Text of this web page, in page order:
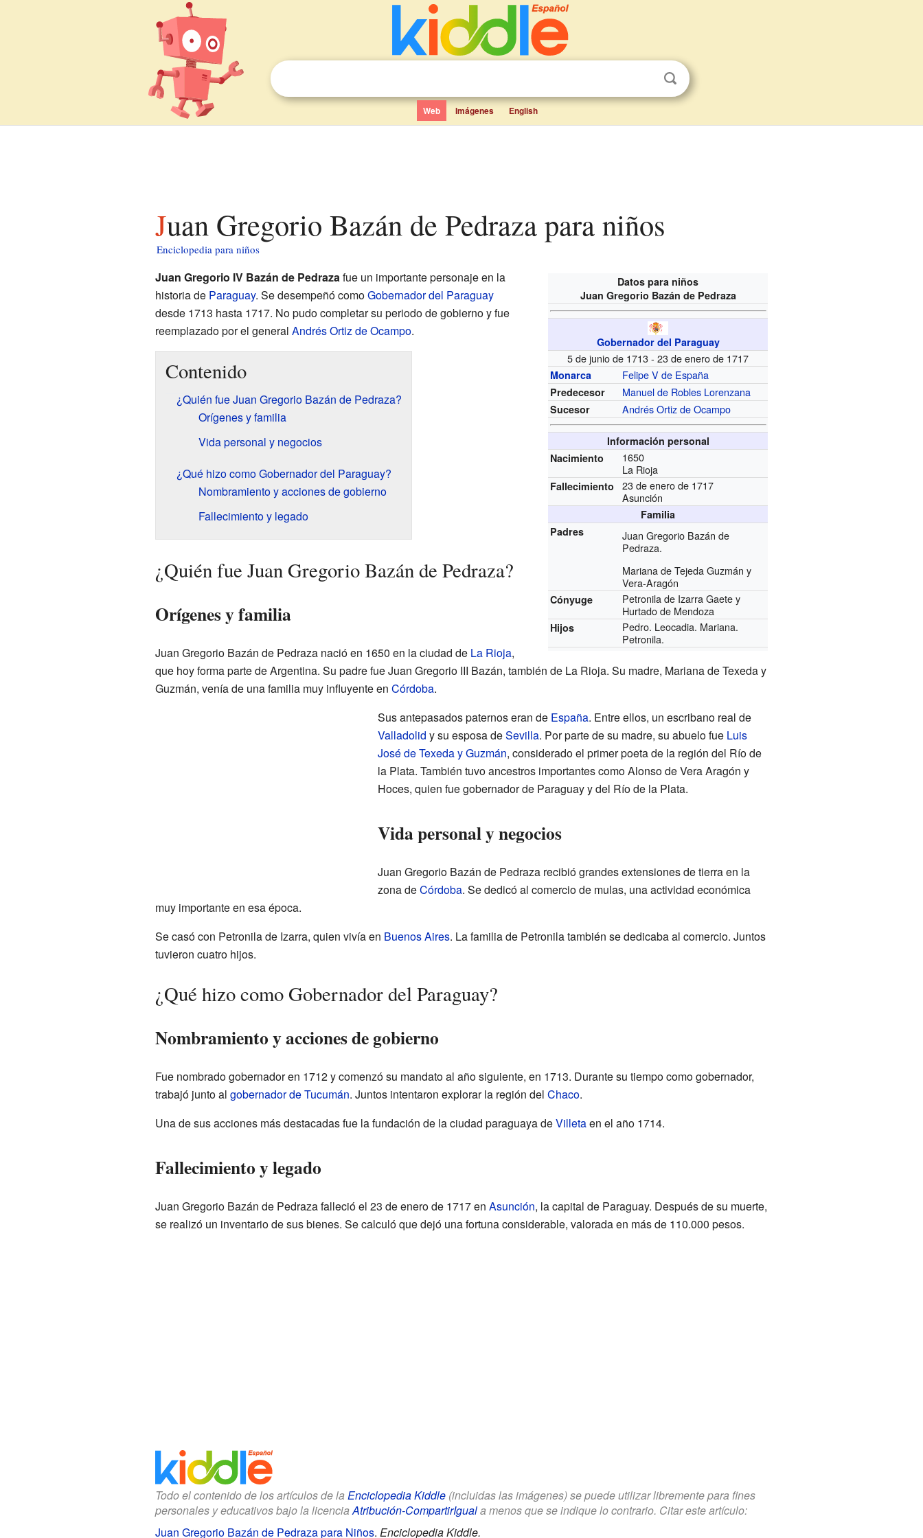
Web Imágenes English
Juan Gregorio Bazán de Pedraza para niños
Enciclopedia para niños
Datos para niños
Juan Gregorio Bazán de Pedraza
Gobernador del Paraguay
5 de junio de 1713 - 23 de enero de 1717
Monarca Felipe V de España
Predecesor Manuel de Robles Lorenzana
Sucesor Andrés Ortiz de Ocampo
Información personal
Nacimiento
1650
La Rioja
Fallecimiento
23 de enero de 1717
Asunción
Familia
Padres
Juan Gregorio Bazán de
Pedraza.
Mariana de Tejeda Guzmán y
Vera-Aragón
Cónyuge
Petronila de Izarra Gaete y
Hurtado de Mendoza
Hijos
Pedro. Leocadia. Mariana.
Petronila.
Juan Gregorio IV Bazán de Pedrazafue un importante personaje en la
historia de Paraguay. Se desempeñó comoGobernador del Paraguay
desde 1713 hasta 1717. No pudo completar su periodo de gobierno y fue
reemplazado por el general Andrés Ortiz de Ocampo.
Contenido
¿Quién fue Juan Gregorio Bazán de Pedraza?
Orígenes y familia
Vida personal y negocios
¿Qué hizo como Gobernador del Paraguay?
Nombramiento y acciones de gobierno
Fallecimiento y legado
¿Quién fue Juan Gregorio Bazán de Pedraza?
Orígenes y familia
Juan Gregorio Bazán de Pedraza nació en 1650 en la ciudad de La Rioja,
que hoy forma parte de Argentina. Su padre fue Juan Gregorio III Bazán, también de La Rioja. Su madre, Mariana de Texeda y
Guzmán, venía de una familia muy influyente en Córdoba.
Sus antepasados paternos eran de España. Entre ellos, un escribano real de
Valladolid y su esposa deSevilla. Por parte de su madre, su abuelo fue Luis
José de Texeda y Guzmán, considerado el primer poeta de la región del Río de
la Plata. También tuvo ancestros importantes como Alonso de Vera Aragón y
Hoces, quien fue gobernador de Paraguay y del Río de la Plata.
Vida personal y negocios
Juan Gregorio Bazán de Pedraza recibió grandes extensiones de tierra en la
zona deCórdoba. Se dedicó al comercio de mulas, una actividad económica
muy importante en esa época.
Se casó con Petronila de Izarra, quien vivía en Buenos Aires. La familia de Petronila también se dedicaba al comercio. Juntos
tuvieron cuatro hijos.
¿Qué hizo como Gobernador del Paraguay?
Nombramiento y acciones de gobierno
Fue nombrado gobernador en 1712 y comenzó su mandato al año siguiente, en 1713. Durante su tiempo como gobernador,
trabajó junto al gobernador de Tucumán. Juntos intentaron explorar la región del Chaco.
Una de sus acciones más destacadas fue la fundación de la ciudad paraguaya deVilletaen el año 1714.
Fallecimiento y legado
Juan Gregorio Bazán de Pedraza falleció el 23 de enero de 1717 en Asunción, la capital de Paraguay. Después de su muerte,
se realizó un inventario de sus bienes. Se calculó que dejó una fortuna considerable, valorada en más de 110.000 pesos.
Todo el contenido de los artículos de la Enciclopedia Kiddle(incluidas las imágenes) se puede utilizar libremente para fines
personales y educativos bajo la licenciaAtribución-CompartirIguala menos que se indique lo contrario. Citar este artículo:
Juan Gregorio Bazán de Pedraza para Niños. Enciclopedia Kiddle.